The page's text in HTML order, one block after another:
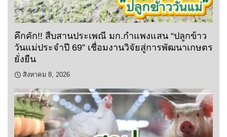
คึกคัก!! สืบสานประเพณี มก.กำแพงแสน “ปลูกข้าว
วันแม่ประจำปี 69” เชื่อมงานวิจัยสู่การพัฒนาเกษตร
ยั่งยืน
สิงหาคม 8, 2026